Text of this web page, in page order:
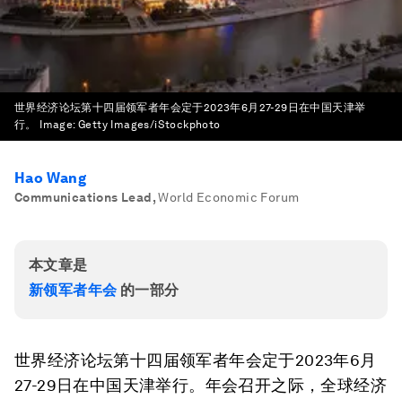
世界经济论坛第十四届领军者年会定于2023年6月27-29日在中国天津举
行。
Image:Getty Images/iStockphoto
Hao Wang
Communications Lead, World Economic Forum
本文章是
新领军者年会的一部分
世界经济论坛第十四届领军者年会定于2023年6月
27-29日在中国天津举行。年会召开之际，全球经济